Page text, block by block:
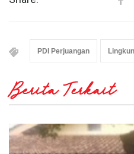
PDI Perjuangan
Berita Terkait